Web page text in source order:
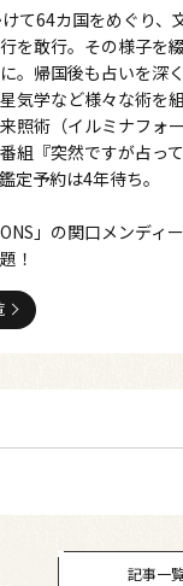
て64カ国をめぐり、
を敢行。その様子を
。帰国後も占いを深
気学など様々な術を
照術（イルミナフォ
組『突然ですが占っ
定予約は4年待ち。
」の関口メンデ
！
記事一